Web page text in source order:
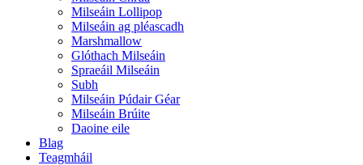
Milseáin Lollipop
Milseáin ag pléascadh
Marshmallow
Glóthach Milseáin
Spraeáil Milseáin
Subh
Milseáin Púdair Géar
Milseáin Brúite
Daoine eile
Blag
Teagmháil